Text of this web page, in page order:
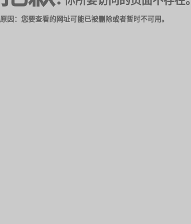
原因：您要查看的网址可能已被删除或者暂时不可用。